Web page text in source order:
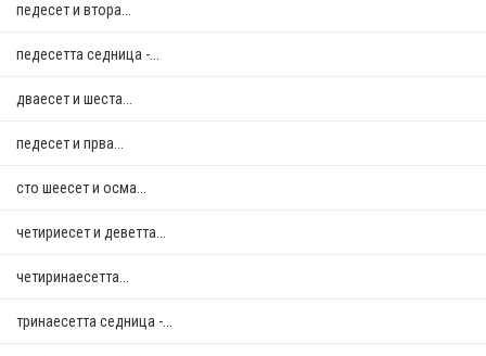
педесет и втора...
педесетта седница -...
дваесет и шеста...
педесет и прва...
сто шеесет и осма...
четириесет и деветта...
четиринаесетта...
тринаесетта седница -...